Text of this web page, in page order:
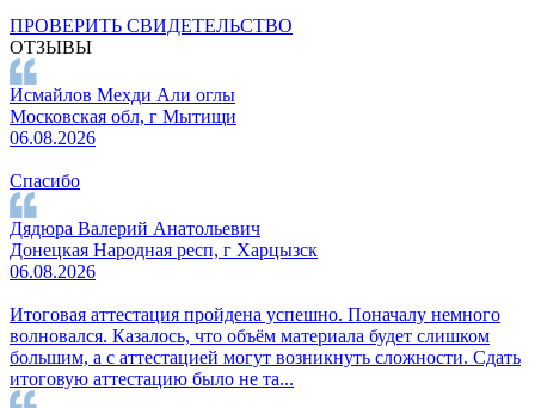
ПРОВЕРИТЬ СВИДЕТЕЛЬСТВО
ОТЗЫВЫ
Исмайлов Мехди Али оглы
Московская обл, г Мытищи
06.08.2026
Спасибо
Дядюра Валерий Анатольевич
Донецкая Народная респ, г Харцызск
06.08.2026
Итоговая аттестация пройдена успешно. Поначалу немного
волновался. Казалось, что объём материала будет слишком
большим, а с аттестацией могут возникнуть сложности. Сдать
итоговую аттестацию было не та...